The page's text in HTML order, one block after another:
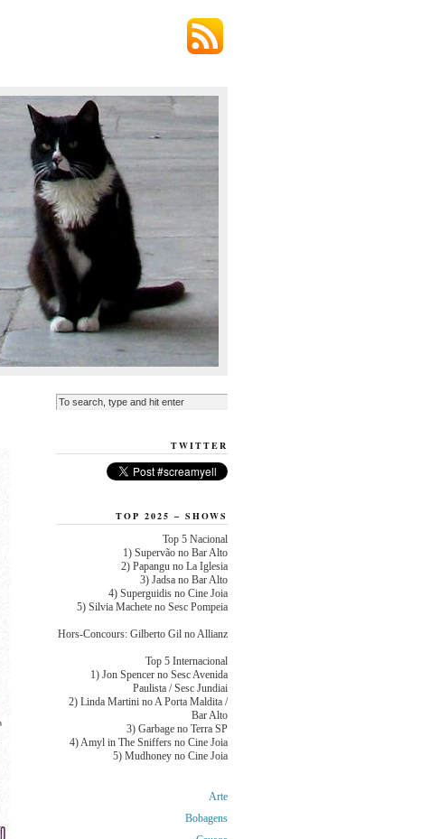
TWITTER
TOP 2025 – SHOWS
Top 5 Nacional
1) Supervão no Bar Alto
2) Papangu no La Iglesia
3) Jadsa no Bar Alto
4) Superguidis no Cine Joia
5) Silvia Machete no Sesc Pompeia
Hors-Concours: Gilberto Gil no Allianz
Top 5 Internacional
1) Jon Spencer no Sesc Avenida
Paulista / Sesc Jundiai
2) Linda Martini no A Porta Maldita /
Bar Alto
3) Garbage no Terra SP
4) Amyl in The Sniffers no Cine Joia
5) Mudhoney no Cine Joia
Arte
Bobagens